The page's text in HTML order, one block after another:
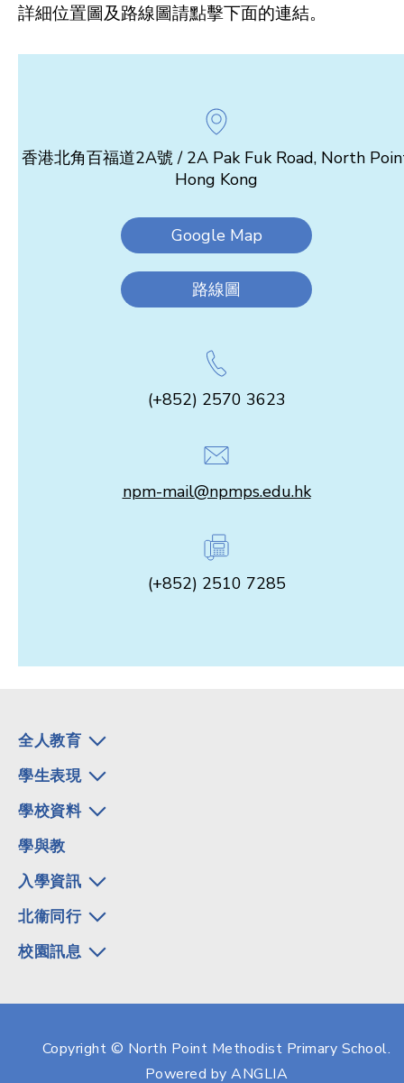
詳細位置圖及路線圖請點擊下面的連結。
香港北角百福道2A號 / 2A Pak Fuk Road, North
Hong Kong
Google Map
路線圖
(+852) 2570 3623
npm-mail@npmps.edu.hk
(+852) 2510 7285
全人教育
學生表現
學校資料
學與教
入學資訊
北衞同行
校園訊息
Copyright © North Point Methodist Primary School.
Powered byANGLIA